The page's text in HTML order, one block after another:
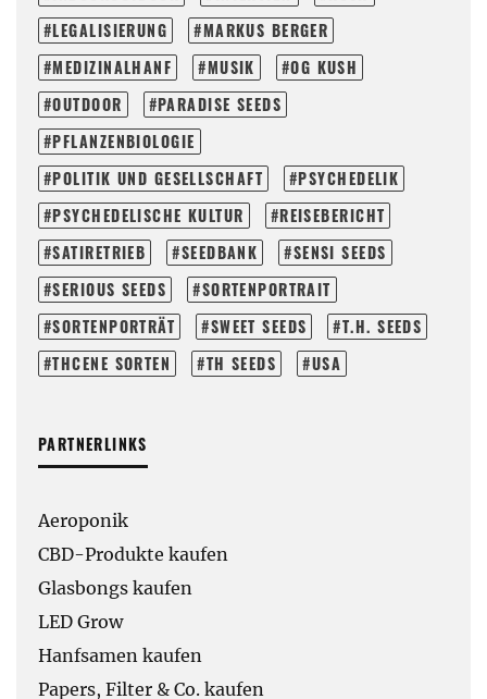
LEGALISIERUNG
MARKUS BERGER
MEDIZINALHANF
MUSIK
OG KUSH
OUTDOOR
PARADISE SEEDS
PFLANZENBIOLOGIE
POLITIK UND GESELLSCHAFT
PSYCHEDELIK
PSYCHEDELISCHE KULTUR
REISEBERICHT
SATIRETRIEB
SEEDBANK
SENSI SEEDS
SERIOUS SEEDS
SORTENPORTRAIT
SORTENPORTRÄT
SWEET SEEDS
T.H. SEEDS
THCENE SORTEN
TH SEEDS USA
PARTNERLINKS
Aeroponik
CBD-Produkte kaufen
Glasbongs kaufen
LED Grow
Hanfsamen kaufen
Papers, Filter & Co. kaufen